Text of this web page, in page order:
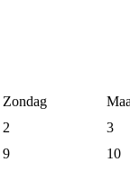
Zondag
2
3
9
10